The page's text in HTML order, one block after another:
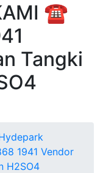
☎
Tangki
1941 Vendor
H2SO4